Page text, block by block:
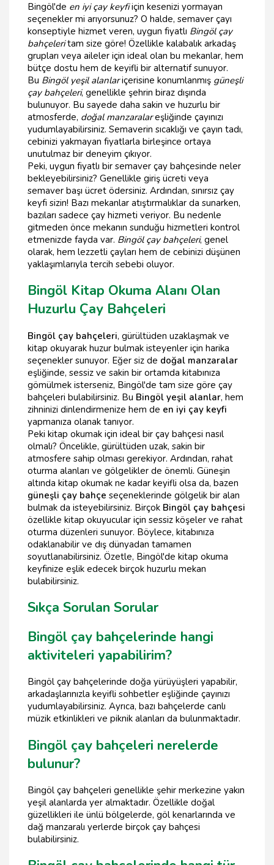
Bingöl'de en iyi çay keyfiiçin kesenizi yormayan
seçenekler mi arıyorsunuz? O halde, semaver çayı
konseptiyle hizmet veren, uygun fiyatlı Bingöl çay
bahçeleritam size göre! Özellikle kalabalık arkadaş
grupları veya aileler için ideal olan bu mekanlar, hem
bütçe dostu hem de keyifli bir alternatif sunuyor.
Bu Bingöl yeşil alanlariçerisine konumlanmış güneşli
çay bahçeleri, genellikle şehrin biraz dışında
bulunuyor. Bu sayede daha sakin ve huzurlu bir
atmosferde, doğal manzaralareşliğinde çayınızı
yudumlayabilirsiniz. Semaverin sıcaklığı ve çayın tadı,
cebinizi yakmayan fiyatlarla birleşince ortaya
unutulmaz bir deneyim çıkıyor.
Peki, uygun fiyatlı bir semaver çay bahçesinde neler
bekleyebilirsiniz? Genellikle giriş ücreti veya
semaver başı ücret ödersiniz. Ardından, sınırsız çay
keyfi sizin! Bazı mekanlar atıştırmalıklar da sunarken,
bazıları sadece çay hizmeti veriyor. Bu nedenle
gitmeden önce mekanın sunduğu hizmetleri kontrol
etmenizde fayda var. Bingöl çay bahçeleri, genel
olarak, hem lezzetli çayları hem de cebinizi düşünen
yaklaşımlarıyla tercih sebebi oluyor.
Bingöl Kitap Okuma Alanı Olan
Huzurlu Çay Bahçeleri
Bingöl çay bahçeleri, gürültüden uzaklaşmak ve
kitap okuyarak huzur bulmak isteyenler için harika
seçenekler sunuyor. Eğer siz de doğal manzaralar
eşliğinde, sessiz ve sakin bir ortamda kitabınıza
gömülmek isterseniz, Bingöl'de tam size göre çay
bahçeleri bulabilirsiniz. Bu Bingöl yeşil alanlar, hem
zihninizi dinlendirmenize hem de en iyi çay keyfi
yapmanıza olanak tanıyor.
Peki kitap okumak için ideal bir çay bahçesi nasıl
olmalı? Öncelikle, gürültüden uzak, sakin bir
atmosfere sahip olması gerekiyor. Ardından, rahat
oturma alanları ve gölgelikler de önemli. Güneşin
altında kitap okumak ne kadar keyifli olsa da, bazen
güneşli çay bahçe seçeneklerinde gölgelik bir alan
bulmak da isteyebilirsiniz. Birçok Bingöl çay bahçesi
özellikle kitap okuyucular için sessiz köşeler ve rahat
oturma düzenleri sunuyor. Böylece, kitabınıza
odaklanabilir ve dış dünyadan tamamen
soyutlanabilirsiniz. Özetle, Bingöl'de kitap okuma
keyfinize eşlik edecek birçok huzurlu mekan
bulabilirsiniz.
Sıkça Sorulan Sorular
Bingöl çay bahçelerinde hangi
aktiviteleri yapabilirim?
Bingöl çay bahçelerinde doğa yürüyüşleri yapabilir,
arkadaşlarınızla keyifli sohbetler eşliğinde çayınızı
yudumlayabilirsiniz. Ayrıca, bazı bahçelerde canlı
müzik etkinlikleri ve piknik alanları da bulunmaktadır.
Bingöl çay bahçeleri nerelerde
bulunur?
Bingöl çay bahçeleri genellikle şehir merkezine yakın
yeşil alanlarda yer almaktadır. Özellikle doğal
güzellikleri ile ünlü bölgelerde, göl kenarlarında ve
dağ manzaralı yerlerde birçok çay bahçesi
bulabilirsiniz.